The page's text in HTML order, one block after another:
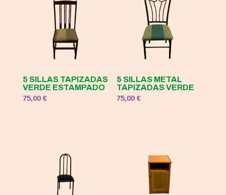
5 SILLAS TAPIZADAS
VERDE ESTAMPADO
75,00 €
5 SILLAS METAL
TAPIZADAS VERDE
75,00€